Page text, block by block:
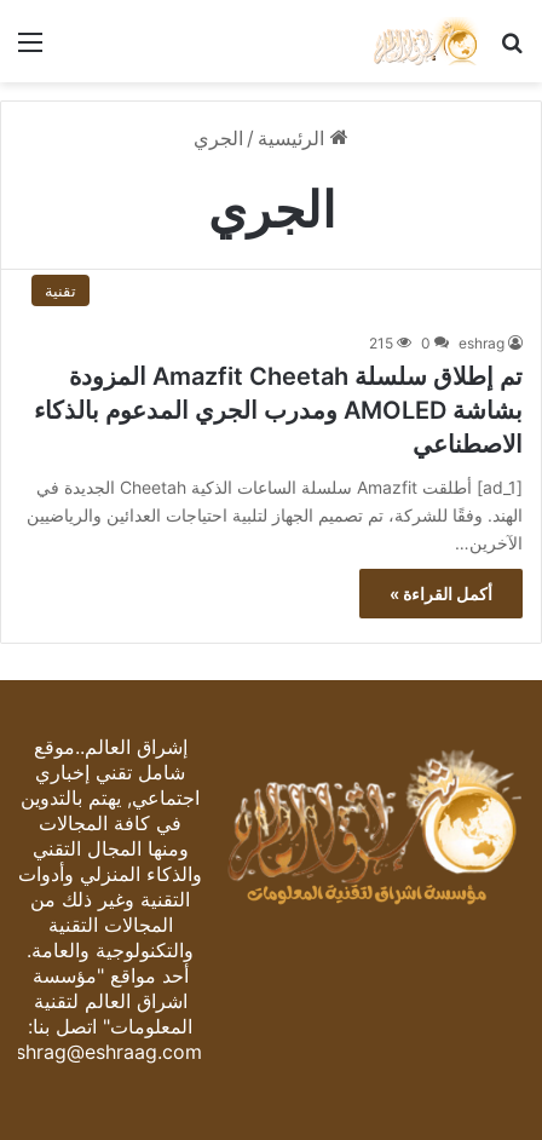
بحث عن
الرئيسية / الجري
الجري
تقنية
eshrag
0
215
تم إطلاق سلسلة Amazfit Cheetah المزودة
بشاشة AMOLED ومدرب الجري المدعوم بالذكاء
الاصطناعي
[ad_1] أطلقت Amazfit سلسلة الساعات الذكية Cheetah الجديدة في
الهند. وفقًا للشركة، تم تصميم الجهاز لتلبية احتياجات العدائين والرياضيين
الآخرين…
أكمل القراءة »
إشراق العالم..موقع
شامل تقني إخباري
اجتماعي, يهتم بالتدوين
في كافة المجالات
ومنها المجال التقني
والذكاء المنزلي وأدوات
التقنية وغير ذلك من
المجالات التقنية
والتكنولوجية والعامة.
أحد مواقع "مؤسسة
اشراق العالم لتقنية
المعلومات" اتصل بنا:
eshrag@eshraag.com